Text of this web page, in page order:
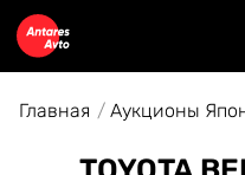
Главная Аукционы